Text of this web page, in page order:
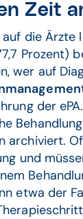
Zeit
die
Prozent)
wer auf
der
archiviert.
und
etwa der